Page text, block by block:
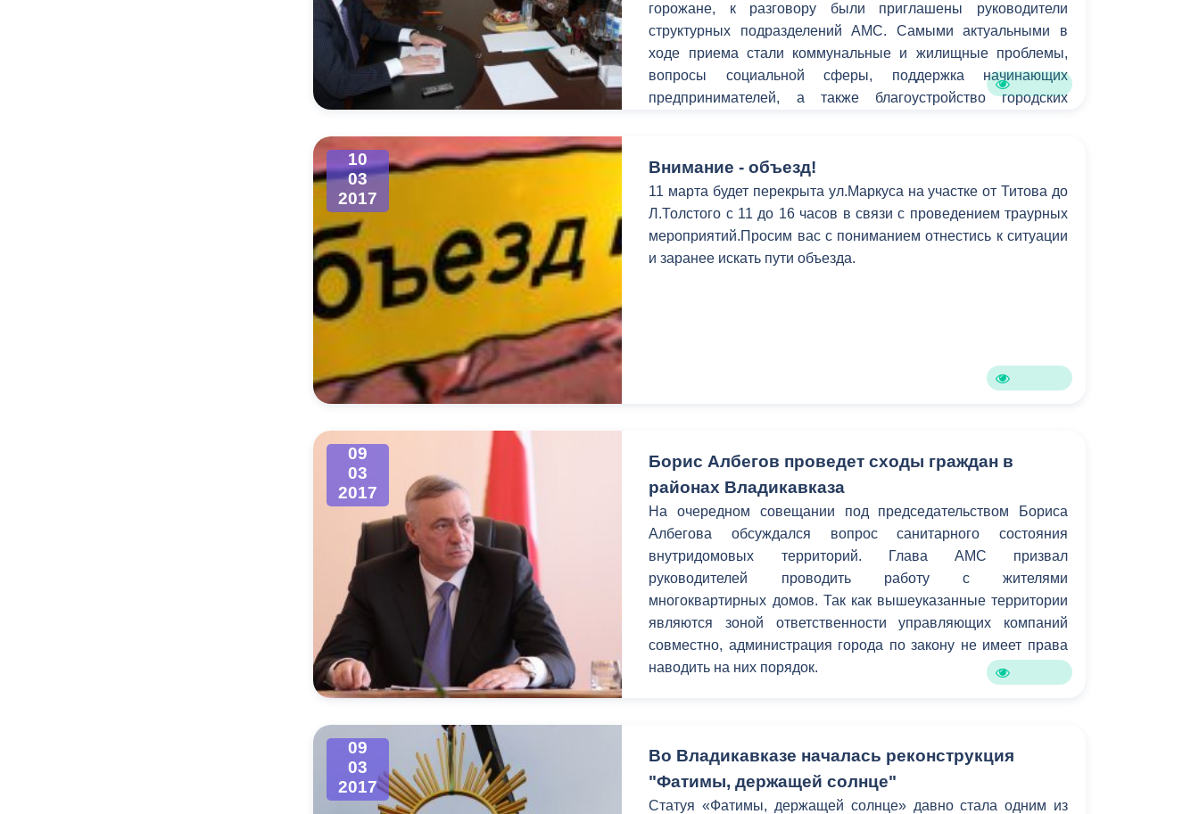
горожане, к разговору были приглашены руководители
структурных подразделений АМС. Самыми актуальными в
ходе приема стали коммунальные и жилищные проблемы,
вопросы социальной сферы, поддержка начинающих
предпринимателей, а также благоустройство городских
10
03
2017
Внимание - объезд!
11 марта будет перекрыта ул.Маркуса на участке от Титова до
Л.Толстого с 11 до 16 часов в связи с проведением траурных
мероприятий.Просим вас с пониманием отнестись к ситуации
и заранее искать пути объезда.
09
03
2017
Борис Албегов проведет сходы граждан в
районах Владикавказа
На очередном совещании под председательством Бориса
Албегова обсуждался вопрос санитарного состояния
внутридомовых территорий. Глава АМС призвал
руководителей проводить работу с жителями
многоквартирных домов. Так как вышеуказанные территории
являются зоной ответственности управляющих компаний
совместно, администрация города по закону не имеет права
наводить на них порядок.
09
03
2017
Во Владикавказе началась реконструкция
"Фатимы, держащей солнце"
Статуя «Фатимы, держащей солнце» давно стала одним из